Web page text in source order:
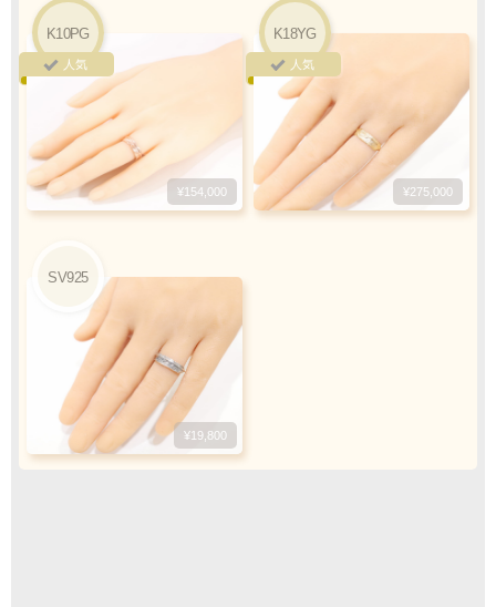
振込手数料
お客様ご負担で
お願い致します
キャンセル・返品不可
ご注文の際は
サイズ等にご注意下さい
K10PG
人気
¥154,000
K18YG
人気
¥275,000
SV925
¥19,800